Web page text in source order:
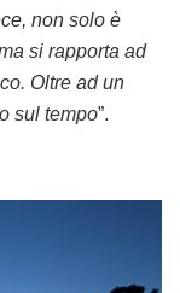
non solo è
si rapporta ad
Oltre ad un
sul tempo”.